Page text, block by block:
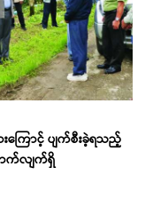
ကြောင့် ပျက်စီးခဲ့ရသည့်
က်လျက်ရှိ